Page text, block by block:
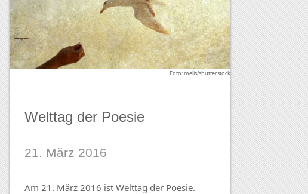
Foto: melis/shutterstock
Welttag der Poesie
21. März 2016
Am 21. März 2016 ist Welttag der Poesie.